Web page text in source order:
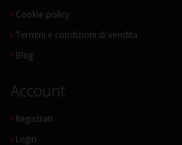
Cookie policy
Termini e condizioni di vendita
Blog
Account
Registrati
Login